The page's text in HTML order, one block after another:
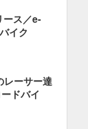
ース／e-
イク
レーサー達
ドバイ